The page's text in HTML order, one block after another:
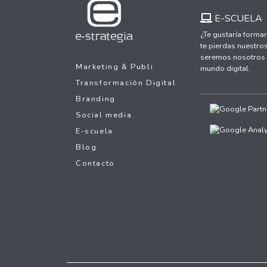
Marketing & Publi
Transformación Digital
Branding
Social media
E-scuela
Blog
Contacto
E-SCUELA
¿Te gustaría
te pierdas
seremos
mundo digital.